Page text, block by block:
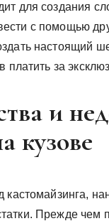
для создания
с помощью
настоящий
платить за
и
кузове
кастомайзинга,
Прежде чем